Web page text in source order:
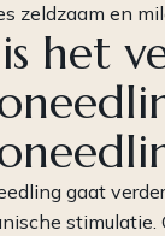
zeldzaam en
het
gaat